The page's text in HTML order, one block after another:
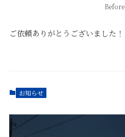
Before
ご依頼ありがとうございました！
お知らせ